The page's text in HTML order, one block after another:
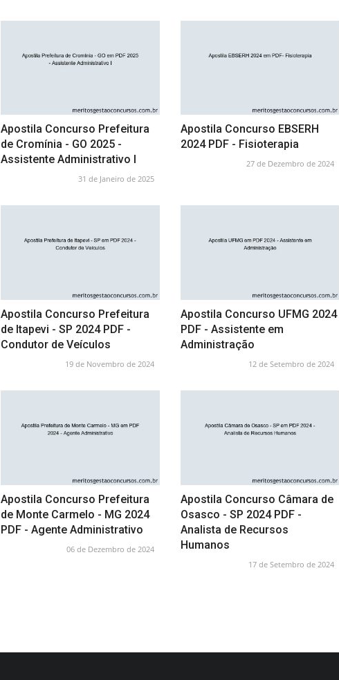
Apostila Concurso Prefeitura
de Cromínia - GO 2025 -
Assistente Administrativo I
31 de Janeiro de 2025
Apostila Concurso EBSERH
2024 PDF - Fisioterapia
27 de Dezembro de 2024
Apostila Concurso Prefeitura
de Itapevi - SP 2024 PDF -
Condutor de Veículos
19 de Novembro de 2024
Apostila Concurso UFMG 2024
PDF - Assistente em
Administração
12 de Setembro de 2024
Apostila Concurso Prefeitura
de Monte Carmelo - MG 2024
PDF - Agente Administrativo
06 de Dezembro de 2024
Apostila Concurso Câmara de
Osasco - SP 2024 PDF -
Analista de Recursos
Humanos
17 de Setembro de 2024